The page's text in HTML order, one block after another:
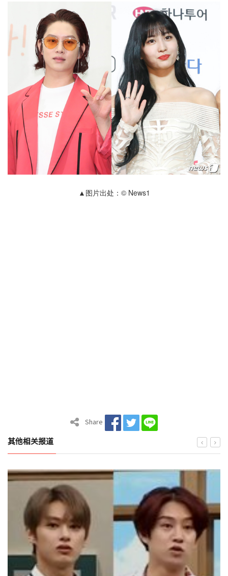
▲图片出处：© News1
Share
其他相关报道